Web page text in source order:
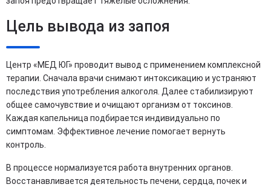
Цель вывода из запоя
Центр «МЕД ЮГ» проводит вывод с применением комплексной
терапии. Сначала врачи снимают интоксикацию и устраняют
последствия употребления алкоголя. Далее стабилизируют
общее самочувствие и очищают организм от токсинов.
Каждая капельница подбирается индивидуально по
симптомам. Эффективное лечение помогает вернуть
контроль.
В процессе нормализуется работа внутренних органов.
Восстанавливается деятельность печени, сердца, почек и